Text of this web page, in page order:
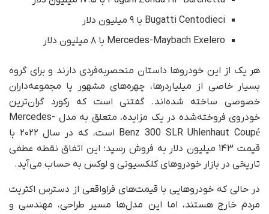
Bugatti Centodieci با ۹ میلیون دلار
Mercedes-Maybach Exelero با ۸ میلیون دلار
هر یک از این خودروها داستان منحصربه‌فردی دارند و برای گروه
بسیار خاصی از میلیاردرها، چهره‌های مشهور یا مجموعه‌داران
خصوصی ساخته شده‌اند. گفتنی است که رکورد گران‌ترین
خودروی فروخته‌شده در یک مزایده، متعلق به مدل Mercedes-
Benz 300 SLR Uhlenhaut Coupé است، که در سال ۲۰۲۲ با
قیمت ۱۴۳ میلیون دلار به فروش رسید؛ این اتفاق نقطه عطفی
تاریخی در بازار خودروهای کلکسیونی و لوکس به حساب می‌آید.
در حالی‌ که خودروهایی با قیمت‌های فراواقعی از دسترس اکثریت
مردم خارج هستند، اما این مدل‌ها مسیر طراحی، مهندسی و